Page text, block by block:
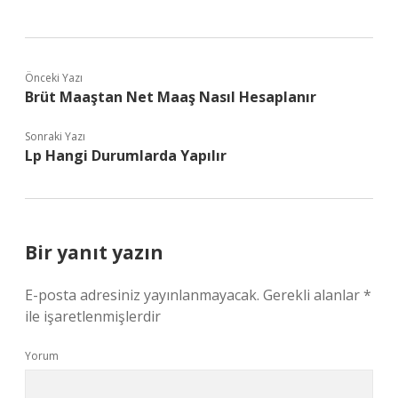
Önceki Yazı
Brüt Maaştan Net Maaş Nasıl Hesaplanır
Sonraki Yazı
Lp Hangi Durumlarda Yapılır
Bir yanıt yazın
E-posta adresiniz yayınlanmayacak. Gerekli alanlar*
ile işaretlenmişlerdir
Yorum